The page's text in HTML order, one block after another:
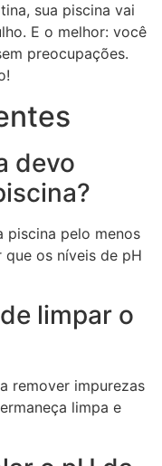
sua piscina vai
E o melhor: você
preocupações.
devo
piscina pelo menos
os níveis de pH
limpar o
remover impurezas
limpa e